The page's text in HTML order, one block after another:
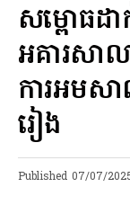
សម្ពោធដា
អគារសា
ការអមស
រៀង
Published 07/07/